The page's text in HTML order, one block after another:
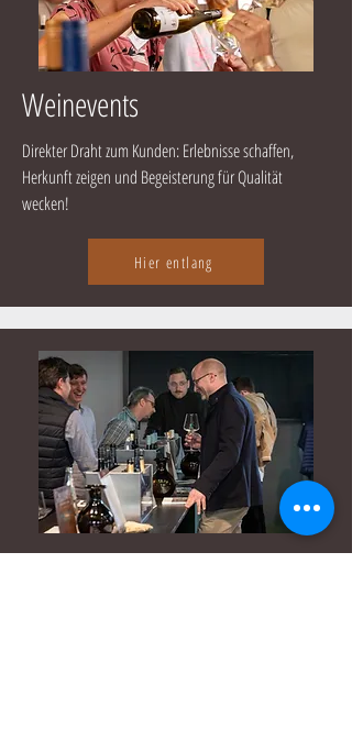
Weinevents
Direkter Draht zum Kunden: Erlebnisse schaffen,
Herkunft zeigen und Begeisterung für Qualität
wecken!
Hier entlang
Weinmessen für